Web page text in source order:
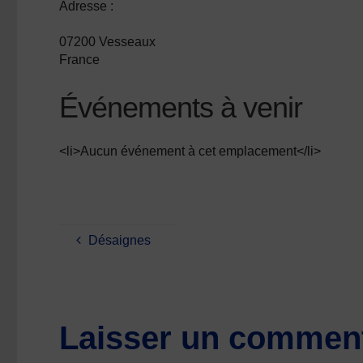
Adresse :
07200 Vesseaux
France
Événements à venir
<li>Aucun événement à cet emplacement</li>
Désaignes
Laisser un